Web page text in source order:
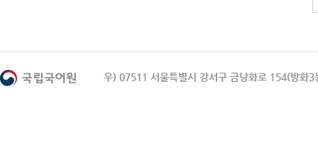
우) 07511 서울특별시 강서구 금낭화로 154(방화3